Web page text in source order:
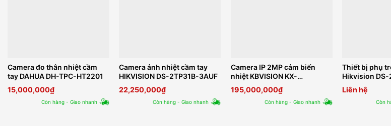
Camera đo thân nhiệt cầm
tay DAHUA DH-TPC-HT2201
15,000,000₫
Còn hàng - Giao nhanh
Camera ảnh nhiệt cầm tay
HIKVISION DS-2TP31B-3AUF
22,250,000₫
Còn hàng - Giao nhanh
Camera IP 2MP cảm biến
nhiệt KBVISION KX-
F1459TN2
195,000,000₫
Còn hàng - Giao nhanh
Thiết bị phụ
Hikvision
Liên hệ
Còn